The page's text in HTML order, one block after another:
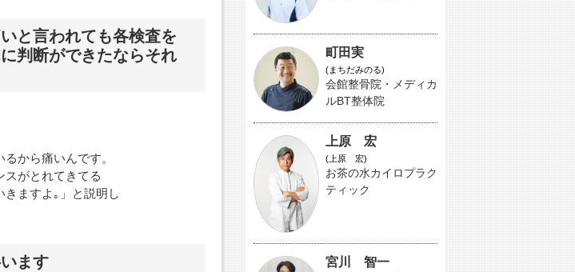
と言われても各検査を
判断ができたならそれ
から痛いんです。
スがとれてきてる
ますよ｡」と説明し
ます
町田実
(まちだみのる)
会館整骨院・メディカ
ルBT整体院
上原 宏
(上原 宏)
お茶の水カイロプラク
ティック
宮川 智一